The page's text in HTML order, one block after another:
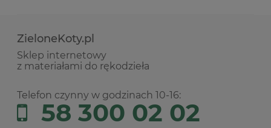
ZieloneKoty.pl
Sklep internetowy
z materiałami do rękodzieła
Telefon czynny w godzinach 10-16:
58 300 02 02